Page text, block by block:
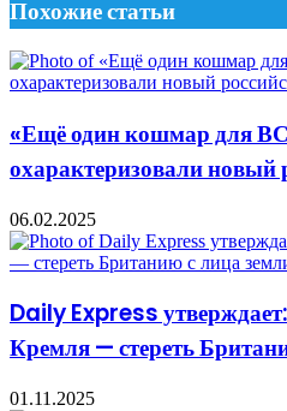
Похожие статьи
«Ещё один кошмар для
охарактеризовали новый
06.02.2025
Daily Express
Кремля — стереть
01.11.2025